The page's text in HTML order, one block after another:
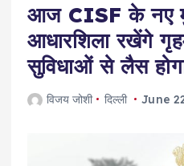
आज CISF के नए
आधारशिला रखेंगे
सुविधाओं से लैस
विजय जोशी दिल्ली June